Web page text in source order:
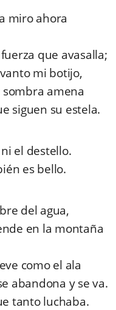
miro ahora
que avasalla;
mi botijo,
amena
siguen su estela.
el destello.
es bello.
del agua,
en la montaña
como el ala
abandona y se va.
tanto luchaba.